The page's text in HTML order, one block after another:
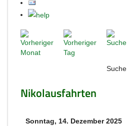
Suche
Nikolausfahrten
Sonntag, 14. Dezember 2025